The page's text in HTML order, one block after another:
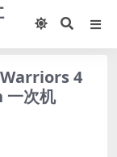
4
一次机